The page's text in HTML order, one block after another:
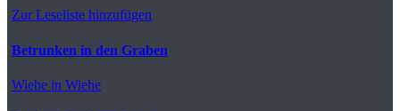
Zur Leseliste hinzufügen
Betrunken in den Graben
Wiehe in Wiehe